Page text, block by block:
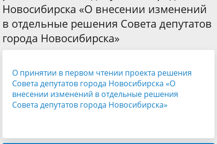
Новосибирска «О внесении изменений
в отдельные решения Совета депутатов
города Новосибирска»
О принятии в первом чтении проекта решения
Совета депутатов города Новосибирска «О
внесении изменений в отдельные решения
Совета депутатов города Новосибирска»